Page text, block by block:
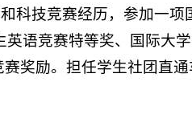
科技竞赛经历，参加一项
语竞赛特等奖、国际大
奖励。担任学生社团直通